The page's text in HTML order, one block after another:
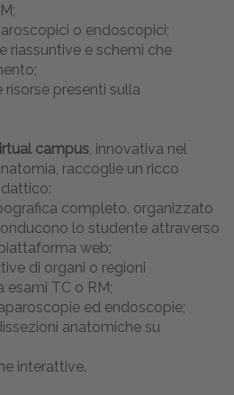
o endoscopici;
riassuntive e schemi che
risorse presenti sulla
campus , innovativa nel
raccoglie un ricco
completo, organizzato
lo studente attraverso
web;
di organi o regioni
esami TC o RM;
ed endoscopie;
anatomiche su
interattive.